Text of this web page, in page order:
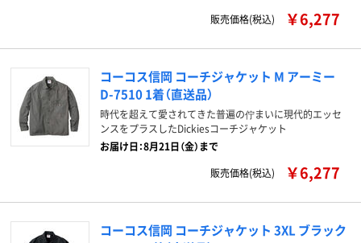
販売価格(税込)
￥6,277
コーコス信岡 コーチジャケット M アーミー
D-7510 1着（直送品）
時代を超えて愛されてきた普遍の佇まいに現代的エッセ
ンスをプラスしたDickiesコーチジャケット
お届け日：8月21日（金）まで
販売価格(税込)
￥6,277
コーコス信岡 コーチジャケット 3XL ブラック